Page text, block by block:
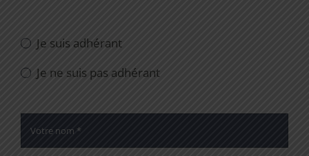
Je suis adhérant
Je ne suis pas adhérant